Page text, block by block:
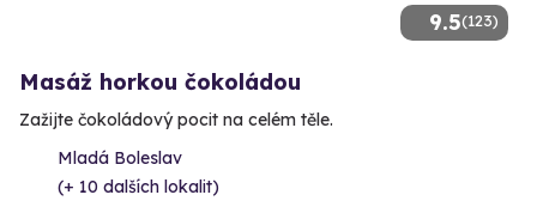
9.5(123)
Masáž horkou čokoládou
Zažijte čokoládový pocit na celém těle.
Mladá Boleslav
(+ 10 dalších lokalit)